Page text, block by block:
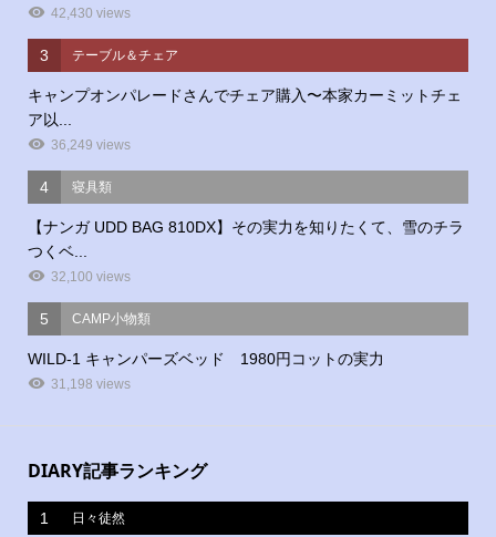
42,430 views
3 テーブル＆チェア
キャンプオンパレードさんでチェア購入〜本家カーミットチェ
ア以...
36,249 views
4 寝具類
【ナンガ UDD BAG 810DX】その実力を知りたくて、雪のチラ
つくベ...
32,100 views
5 CAMP小物類
WILD-1 キャンパーズベッド 1980円コットの実力
31,198 views
DIARY記事ランキング
1 日々徒然